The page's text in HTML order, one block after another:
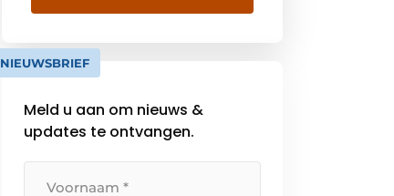
installaties. Binnen de groep
Panflex B.V. samen aan systemen
voor verlichting, installatie,
disciplines te bundelen ontstaat
één samenhangend assortiment
NIEUWSBRIEF
Meld u aan om nieuws &
updates te ontvangen.